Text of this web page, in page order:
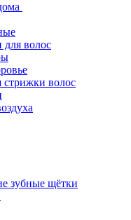
волос
волос
зубные щётки